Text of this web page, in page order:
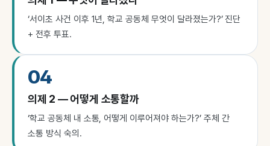
‘서이초 사건 이후 1년, 학교 공동체 무엇이 달라졌는가?’ 진단
+ 전후 투표.
04
의제 2 — 어떻게 소통할까
‘학교 공동체 내 소통, 어떻게 이루어져야 하는가?’ 주체 간
소통 방식 숙의.